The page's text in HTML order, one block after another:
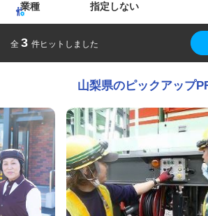
業種 指定しない
全 3 件ヒットしました
山梨県のピックアップ